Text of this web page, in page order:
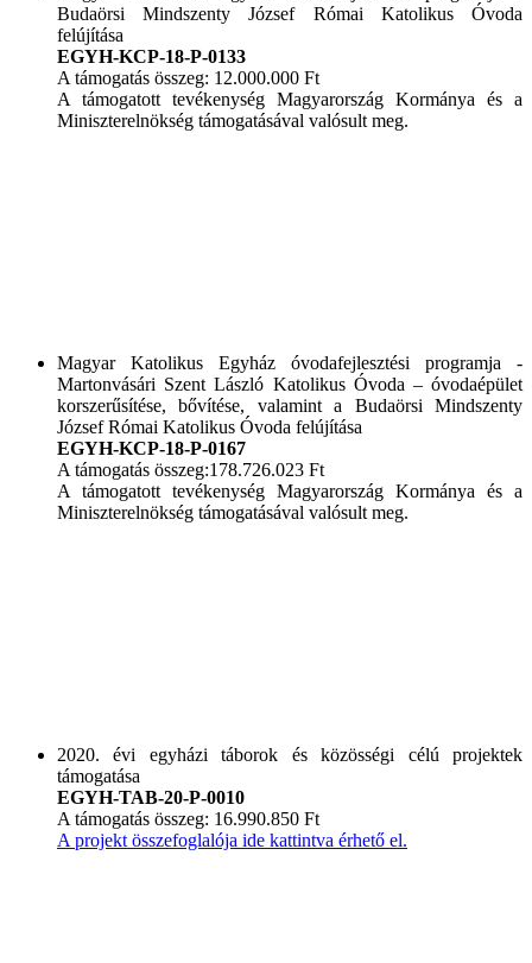
Budaörsi Mindszenty József Római Katolikus Óvoda
felújítása
EGYH-KCP-18-P-0133
A támogatás összeg: 12.000.000 Ft
A támogatott tevékenység Magyarország Kormánya és a
Miniszterelnökség támogatásával valósult meg.
Magyar Katolikus Egyház óvodafejlesztési programja -
Martonvásári Szent László Katolikus Óvoda – óvodaépület
korszerűsítése, bővítése, valamint a Budaörsi Mindszenty
József Római Katolikus Óvoda felújítása
EGYH-KCP-18-P-0167
A támogatás összeg:178.726.023 Ft
A támogatott tevékenység Magyarország Kormánya és a
Miniszterelnökség támogatásával valósult meg.
2020. évi egyházi táborok és közösségi célú projektek
támogatása
EGYH-TAB-20-P-0010
A támogatás összeg: 16.990.850 Ft
A projekt összefoglalója ide kattintva érhető el.